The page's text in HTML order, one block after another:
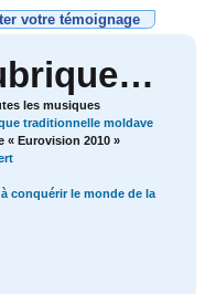
votre témoignage
les musiques
traditionnelle moldave
« Eurovision 2010 »
conquérir le monde de la